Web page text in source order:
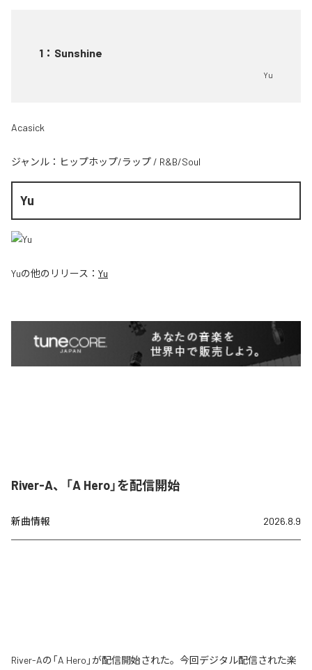
1 ： Sunshine
Yu
Acasick
ジャンル： ヒップホップ/ラップ / R&B/Soul
Yu
Yuの他のリリース： Yu
River-A、「A Hero」を配信開始
新曲情報 2026.8.9
River-Aの「A Hero」が配信開始された。今回デジタル配信された楽